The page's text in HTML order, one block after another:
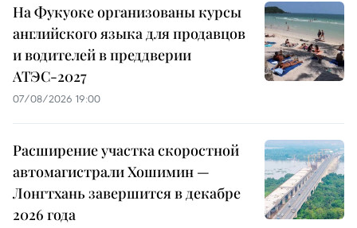
На Фукуоке организованы курсы
английского языка для продавцов
и водителей в преддверии
АТЭС-2027
07/08/2026 19:00
Расширение участка скоростной
автомагистрали Хошимин —
Лонгтхань завершится в декабре
2026 года